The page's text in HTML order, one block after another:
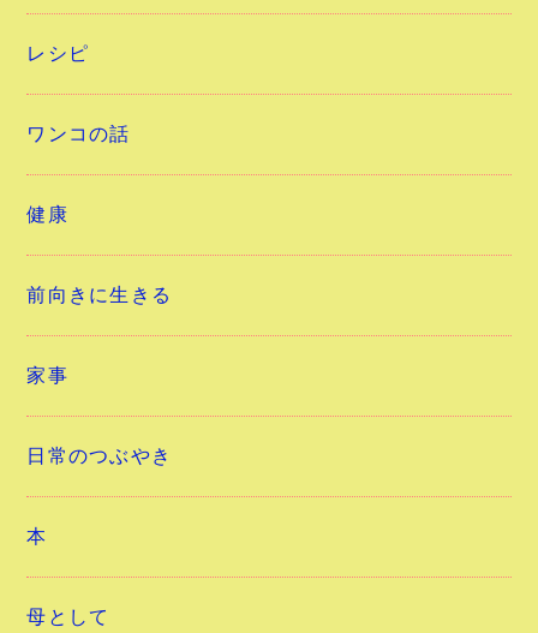
レシピ
ワンコの話
健康
前向きに生きる
家事
日常のつぶやき
本
母として